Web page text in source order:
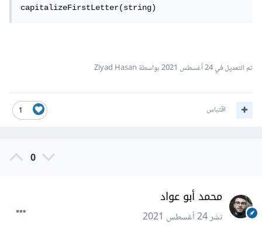
capitalizeFirstLetter(string)
تم التعديل في24 أغسطس 2021 بواسطة Ziyad Hasan
1 اقتباس
0
محمد أبو عواد
نشر24 أغسطس 2021